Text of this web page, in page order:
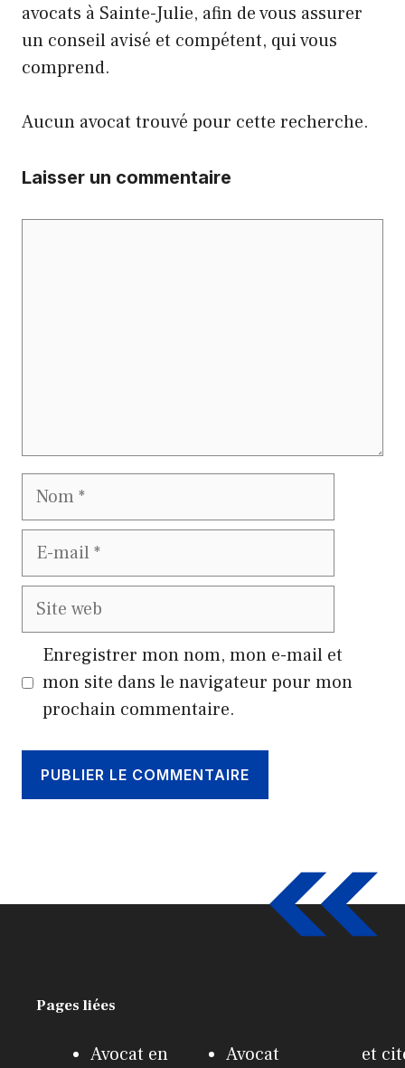
avocats à Sainte-Julie, afin de vous assurer
un conseil avisé et compétent, qui vous
comprend.
Aucun avocat trouvé pour cette recherche.
Laisser un commentaire
Nom
E-
mail
Site
web
Enregistrer mon nom, mon e-mail et
mon site dans le navigateur pour mon
prochain commentaire.
Pages liées
Avocat en
Avocat
et